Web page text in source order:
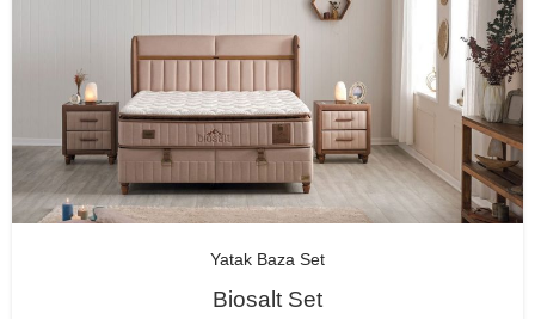
Yatak Baza Set
Biosalt Set